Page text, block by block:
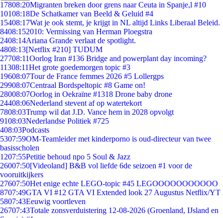
17808:20Migranten breken door grens naar Ceuta in Spanje,l #10
10108:18De Schatkamer van Beeld & Geluid #4
15408:17Wat je ook stemt, je krijgt in NL altijd Links Liberaal Beleid.
8408:152010: Vermissing van Herman Ploegstra
2408:14Ariana Grande verlaat de spotlight.
4808:13[Netflix #210] TUDUM
27708:11Oorlog Iran #136 Bridge and powerplant day incoming?
11308:11Het grote goedemorgen topic #3
19608:07Tour de France femmes 2026 #5 Lollergps
29908:07Centraal Bordspeltopic #8 Game on!
28008:07Oorlog in Oekraïne #1318 Drone baby drone
24408:06Nederland stevent af op watertekort
7808:03Trump wil dat J.D. Vance hem in 2028 opvolgt
9108:03Nederlandse Politiek #725
408:03Podcasts
5307:59OM-Teamleider met kinderporno is oud-directeur van twee
basisscholen
1207:55Petitie behoud npo 5 Soul & Jazz
26007:50[Videoland] B&B vol liefde 6de seizoen #1 voor de
vooruitkijkers
27607:50Het enige echte LEGO-topic #45 LEGOOOOOOOOOOO
8707:49GTA VI #12 GTA VI Extended look 27 Augustus Netflix/YT
5807:43Eeuwig voortleven
26707:43Totale zonsverduistering 12-08-2026 (Groenland, IJsland en